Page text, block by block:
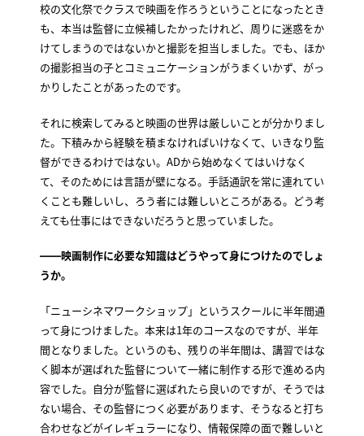
校の文化祭でクラスで映画を作ろうということになったとき
も、本当は監督に立候補したかったけれど、周りに迷惑をか
けてしまうのではないかと撮影を担当しました。でも、ほか
の撮影担当の子とコミュニケーションがうまくいかず、がっ
かりしたことがあったのです。
それに検索してみると映画の世界は厳しいことが分かりまし
た。下積みから経験を積まなければいけなくて、いきなり監
督ができるわけではない。ADから始めなくてはいけなく
て、そのためには言語が壁になる。手話通訳を常に連れてい
くことも難しいし、ろう者には難しいところがある。どう考
えても仕事にはできないだろうと思っていました。
――映画制作に必要な知識はどうやって身につけたのでしょ
うか。
「ニューシネマワークショップ」というスクールに半年間通
って身につけました。本来は1年のコースなのですが、半年
間となりました。というのも、残りの半年間は、講習ではな
く脚本が選ばれた監督について一緒に制作する形で進める内
容でした。自分が監督に選ばれたら良いのですが、そうでは
ない場合、その監督につく必要があります、そうなると打ち
合わせなどがイレギュラーになり、情報保障の面で難しいと